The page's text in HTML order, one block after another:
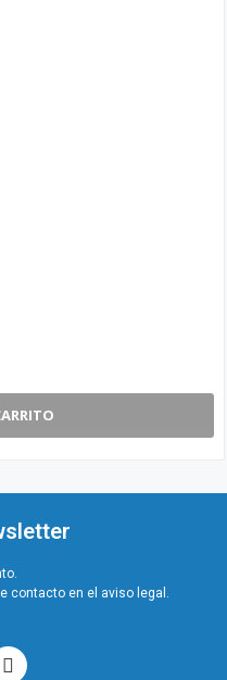
contacto en el aviso legal.